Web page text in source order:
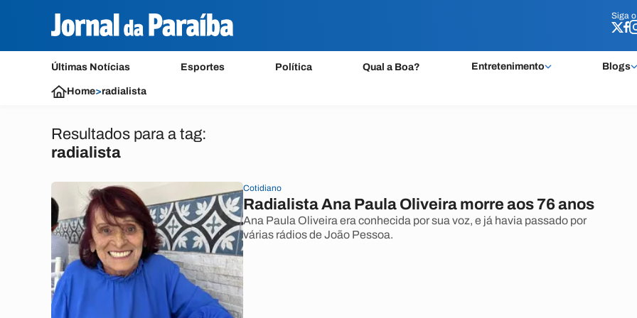
Siga o
Últimas Notícias Esportes Política Qual a Boa? Entretenimento Blogs
Siga o
Home>radialista
Resultados para a tag:
radialista
Cotidiano
Radialista Ana Paula Oliveira morre aos 76 anos
Ana Paula Oliveira era conhecida por sua voz, e já havia passado por
várias rádios de João Pessoa.